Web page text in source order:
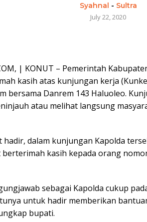
Syahnal - Sultra
July 22, 2020
| KONUT – Pemerintah
kasih atas kunjungan kerja
bersama Danrem 143 Haluoleo.
atau melihat langsung
hadir, dalam kunjungan Kapolda
berterimah kasih kepada orang
sebagai Kapolda cukup
untuk hadir memberikan
bupati.